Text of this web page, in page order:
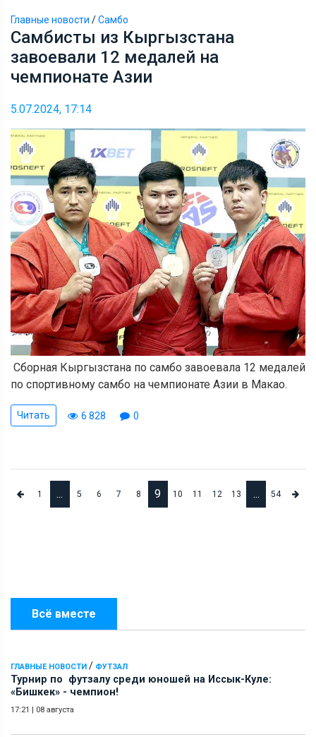
Всё вместе
ГЛАВНЫЕ НОВОСТИ / ФУТЗАЛ
Турнир по футзалу среди юношей на Иссык-Куле:
«Бишкек» - чемпион!
17:21 08 августа
Главные новости /Самбо
Самбисты из Кыргызстана
завоевали 12 медалей на
чемпионате Азии
5.07.2024, 17:14
Сборная Кыргызстана по самбо завоевала 12 медалей
по спортивному самбо на чемпионате Азии в Макао.
Читать 6 828 0
1 ... 5 6 7 8 9 10 11 12 13 ... 54